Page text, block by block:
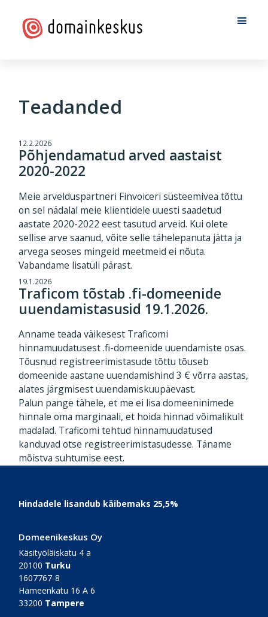
main
footer
Teadanded
12.2.2026
Põhjendamatud arved aastaist
2020-2022
Meie arvelduspartneri Finvoiceri süsteemivea tõttu
on sel nädalal meie klientidele uuesti saadetud
aastate 2020-2022 eest tasutud arveid. Kui olete
sellise arve saanud, võite selle tähelepanuta jätta ja
arvega seoses mingeid meetmeid ei nõuta.
Vabandame lisatüli pärast.
19.1.2026
Traficom tõstab .fi-domeenide
uuendamistasusid 19.1.2026.
Anname teada väikesest Traficomi
hinnamuudatusest .fi-domeenide uuendamiste osas.
Tõusnud registreerimistasude tõttu tõuseb
domeenide aastane uuendamishind 3 € võrra aastas,
alates järgmisest uuendamiskuupäevast.
Palun pange tähele, et me ei lisa domeeninimede
hinnale oma marginaali, et hoida hinnad võimalikult
madalad. Traficomi tehtud hinnamuudatused
kanduvad otse registreerimistasudesse. Täname
mõistva suhtumise eest.
Footer
Hindadele lisandub käibemaks 25,5%
Domeenikeskus Oy
Käsityöläiskatu 4 a
20100 Turku
1607767-8
Hämeenkatu 16 A 6
33200 Tampere